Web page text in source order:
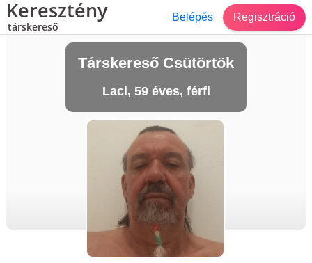
Keresztény
társkereső
Belépés Regisztráció
Társkereső Csütörtök
Laci, 59 éves, férfi